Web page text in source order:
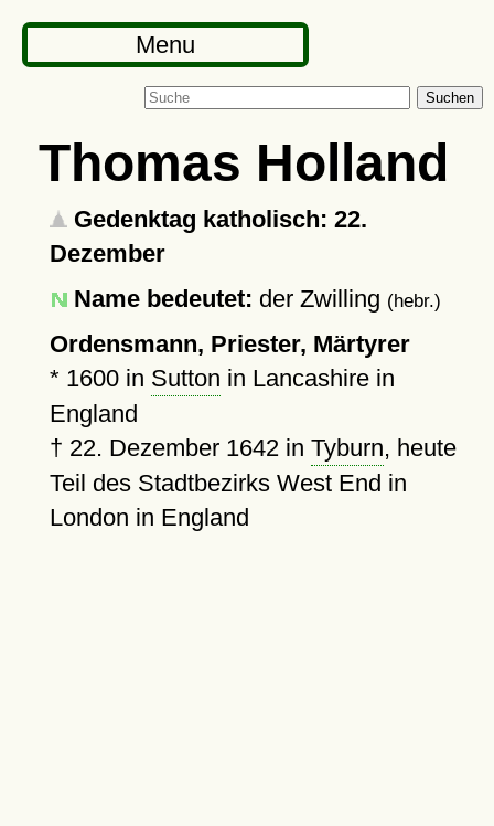
Menu
Suchen
Thomas Holland
Gedenktag katholisch: 22.
Dezember
Name bedeutet: der Zwilling (hebr.)
Ordensmann, Priester, Märtyrer
* 1600in Sutton in Lancashire in
England
† 22. Dezember 1642in Tyburn, heute
Teil des Stadtbezirks West End in
London in England